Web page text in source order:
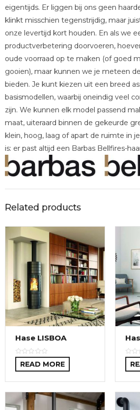
eigentijds. Er liggen bij ons geen
klinkt misschien tegenstrijdig, maar
onze levertijd kort houden. En als we
productverbetering doorvoeren,
oude voorraad op te maken (of goed
gooien), maar kunnen we je meteen
bieden. Je kunt kiezen uit een breed
basismodellen, waarbij oneindig veel
zijn. We kunnen elk model passend
maat, uiteraard binnen de gekeurde
klein, hoog, laag of apart de ruimte in
is: er past altijd een Barbas Bellfires-
Related products
Hase LISBOA
READ MORE